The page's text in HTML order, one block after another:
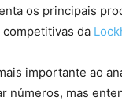
os principais
da
importante ao
números, mas